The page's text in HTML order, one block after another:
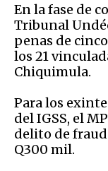
En la fase de
Tribunal
penas de
los 21
Chiquimula.
Para los
del IGSS, el
delito de
Q300 mil.